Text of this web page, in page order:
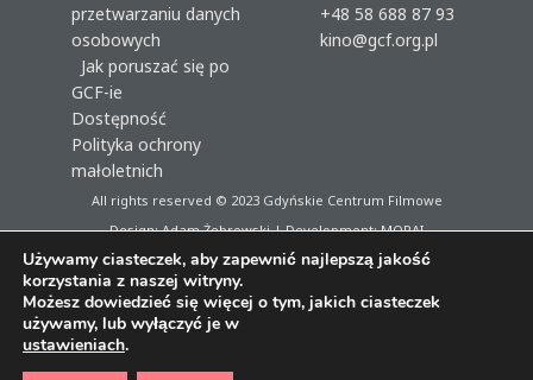
przetwarzaniu danych
osobowych
Jak poruszać się po
GCF-ie
Dostępność
Polityka ochrony
małoletnich
+48 58 688 87 93
kino@gcf.org.pl
All rights reserved © 2023Gdyńskie Centrum Filmowe
Design: Adam Żebrowski | Development:MORAI
Używamy ciasteczek, aby zapewnić najlepszą jakość
korzystania z naszej witryny.
Możesz dowiedzieć się więcej o tym, jakich ciasteczek
używamy, lub wyłączyć je w
ustawieniach.